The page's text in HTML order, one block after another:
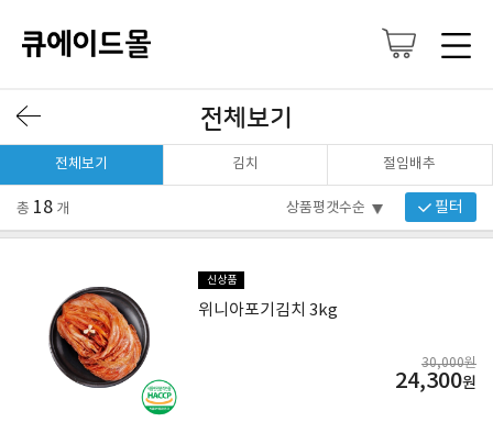
전체보기
전체보기 김치 절임배추
총 18 개 필터
신상품
위니아포기김치 3kg
30,000원
24,300원